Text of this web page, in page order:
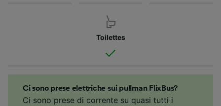
Toilettes
Ci sono prese elettriche sui pullman FlixBus?
Ci sono prese di corrente su quasi tutti i